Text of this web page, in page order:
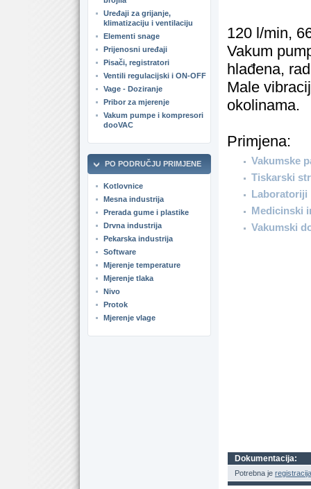
Uređaji za grijanje,
klimatizaciju i ventilaciju
Elementi snage
Prijenosni uređaji
Pisači, registratori
Ventili regulacijski i ON-OFF
Vage - Doziranje
Pribor za mjerenje
Vakum pumpe i kompresori
dooVAC
PO PODRUČJU PRIMJENE
Kotlovnice
Mesna industrija
Prerada gume i plastike
Drvna industrija
Pekarska industrija
Software
Mjerenje temperature
Mjerenje tlaka
Nivo
Protok
Mjerenje vlage
120 l/min,
Vakum
hlađena,
Male
okolinama.
Primjena:
Vakumske
Tiskarski
Laboratoriji
Medicinski
Vakumski
Dokumentacija:
Potrebna je registracija